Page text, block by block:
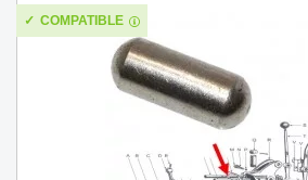
COMPATIBLE